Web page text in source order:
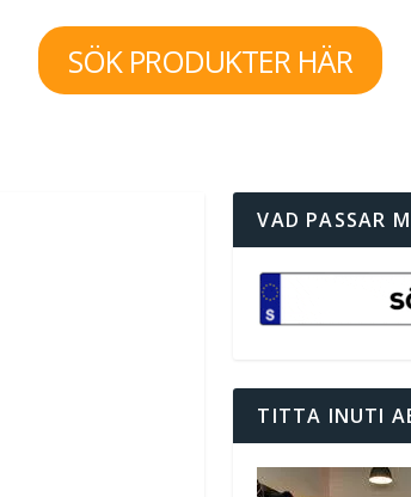
SÖK PRODUKTER HÄR
VAD PASSAR
TITTA INUTI